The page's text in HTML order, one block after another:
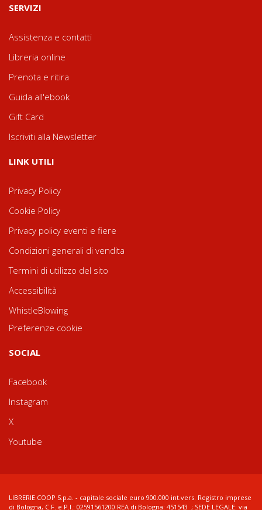
SERVIZI
Assistenza e contatti
Libreria online
Prenota e ritira
Guida all'ebook
Gift Card
Iscriviti alla Newsletter
LINK UTILI
Privacy Policy
Cookie Policy
Privacy policy eventi e fiere
Condizioni generali di vendita
Termini di utilizzo del sito
Accessibilità
WhistleBlowing
Preferenze cookie
SOCIAL
Facebook
Instagram
X
Youtube
LIBRERIE.COOP S.p.a. - capitale sociale euro 900.000 int.vers. Registro imprese
di Bologna, C.F. e P.I.: 02591561200 REA di Bologna: 451543 ; SEDE LEGALE: via